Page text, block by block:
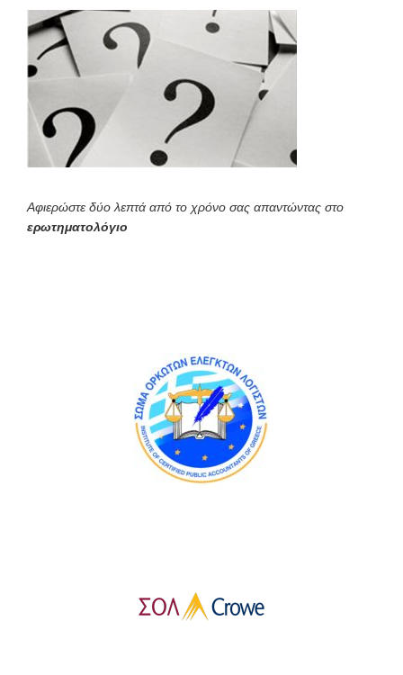
Αφιερώστε δύο λεπτά από το χρόνο σας απαντώντας στο
ερωτηματολόγιο